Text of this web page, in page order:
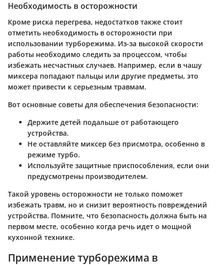
Необходимость в осторожности
Кроме риска перегрева, недостатков также стоит
отметить необходимость в осторожности при
использовании турборежима. Из-за высокой скорости
работы необходимо следить за процессом, чтобы
избежать несчастных случаев. Например, если в чашу
миксера попадают пальцы или другие предметы, это
может привести к серьезным травмам.
Вот основные советы для обеспечения безопасности:
Держите детей подальше от работающего
устройства.
Не оставляйте миксер без присмотра, особенно в
режиме турбо.
Используйте защитные приспособления, если они
предусмотрены производителем.
Такой уровень осторожности не только поможет
избежать травм, но и снизит вероятность повреждений
устройства. Помните, что безопасность должна быть на
первом месте, особенно когда речь идет о мощной
кухонной технике.
Применение турборежима в